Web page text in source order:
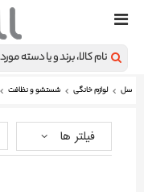
سل لوازم خانگی شستشو و نظافت
فیلتر ها